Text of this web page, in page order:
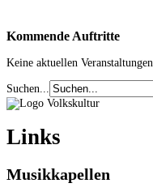
Kommende Auftritte
Keine aktuellen Veranstaltungen.
Suchen...
Links
Musikkapellen